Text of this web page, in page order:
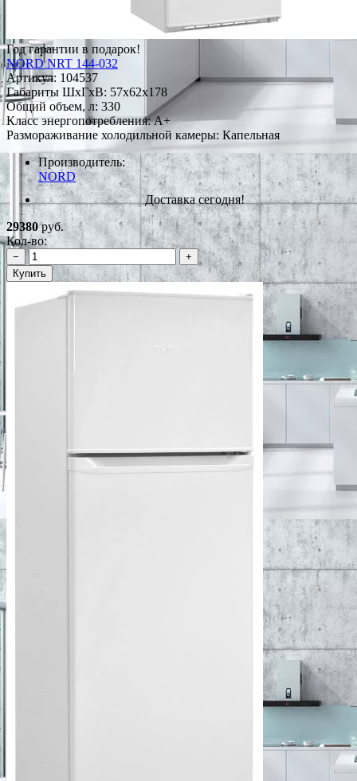
Год гарантии в подарок!
NORD NRT 144-032
Артикул: 104537
Габариты ШxГxВ: 57x62x178
Общий объем, л: 330
Класс энергопотребления: A+
Размораживание холодильной камеры: Капельная
Производитель:
NORD
Доставка сегодня!
29380руб.
Кол-во:
−
+
Купить